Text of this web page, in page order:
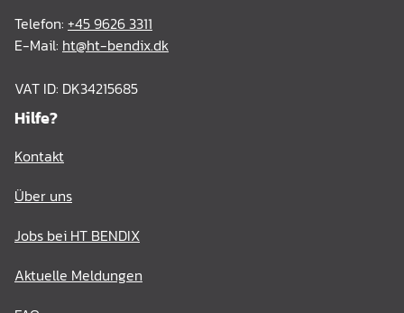
Telefon: +45 9626 3311
E-Mail: ht@ht-bendix.dk
VAT ID: DK34215685
Hilfe?
Kontakt
Über uns
Jobs bei HT BENDIX
Aktuelle Meldungen